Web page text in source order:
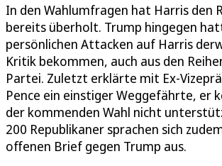
In den Wahlumfragen hat Harris den
bereits überholt. Trump hingegen
persönlichen Attacken auf Harris
Kritik bekommen, auch aus den
Partei. Zuletzt erklärte mit Ex-
Pence ein einstiger Weggefährte, er
der kommenden Wahl nicht
200 Republikaner sprachen sich
offenen Brief gegen Trump aus.